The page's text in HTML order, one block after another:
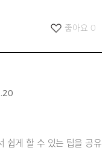
좋아요 0
쉽게 할 수 있는 팁을 공유